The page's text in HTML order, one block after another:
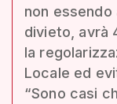
non
divieto, avrà
la
Locale ed
“Sono casi